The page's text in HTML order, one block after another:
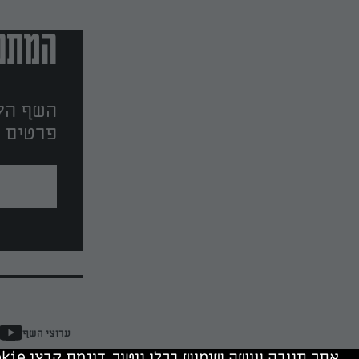
השף
פרטים
ערוצי השף